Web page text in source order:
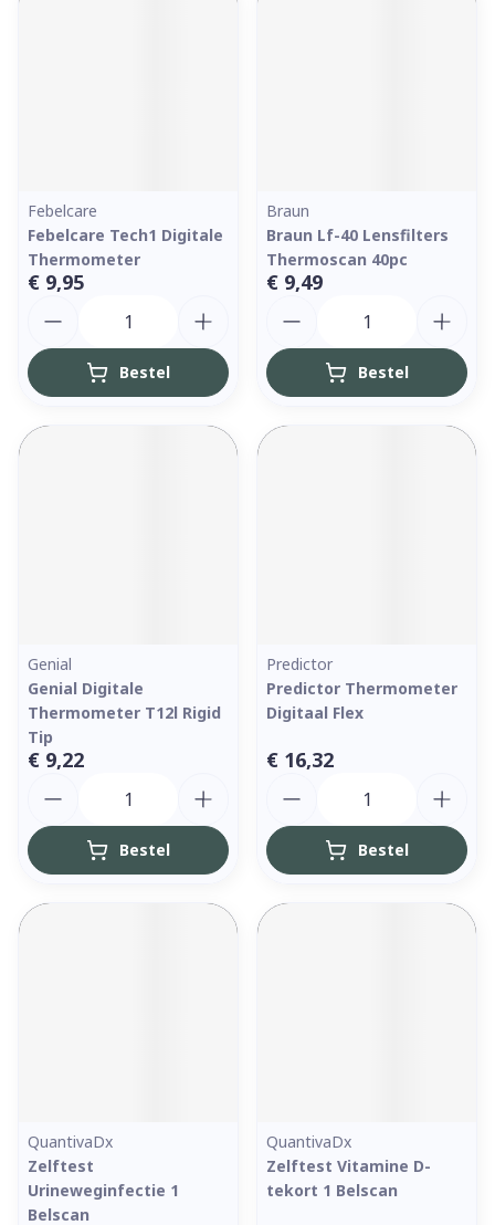
Febelcare
Febelcare Tech1 Digitale
Thermometer
€ 9,95
Bestel
Braun
Braun Lf-40 Lensfilters
Thermoscan 40pc
€ 9,49
Bestel
Genial
Genial Digitale
Thermometer T12l Rigid
Tip
€ 9,22
Bestel
Predictor
Predictor Thermometer
Digitaal Flex
€ 16,32
Bestel
QuantivaDx
Zelftest
Urineweginfectie 1
Belscan
QuantivaDx
Zelftest Vitamine D-
tekort 1 Belscan